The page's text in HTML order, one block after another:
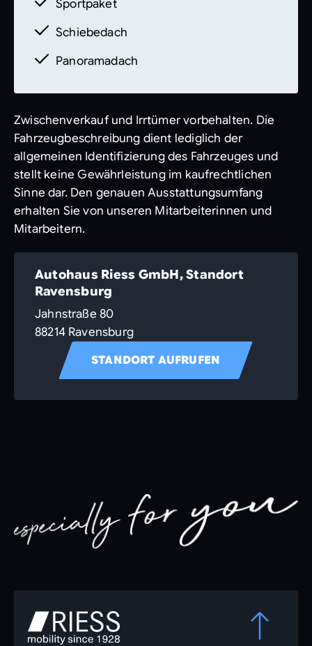
dient lediglich der allgemeinen
Identifizierung des Fahrzeuges und stellt
Sinne dar. Den genauen
Sportpaket
Schiebedach
Panoramadach
Zwischenverkauf und Irrtümer vorbehalten. Die
Fahrzeugbeschreibung dient lediglich der
allgemeinen Identifizierung des Fahrzeuges und
stellt keine Gewährleistung im kaufrechtlichen
Sinne dar. Den genauen Ausstattungsumfang
erhalten Sie von unseren Mitarbeiterinnen und
Mitarbeitern.
Autohaus Riess GmbH, Standort
Ravensburg
Jahnstraße 80
88214 Ravensburg
STANDORT AUFRUFEN